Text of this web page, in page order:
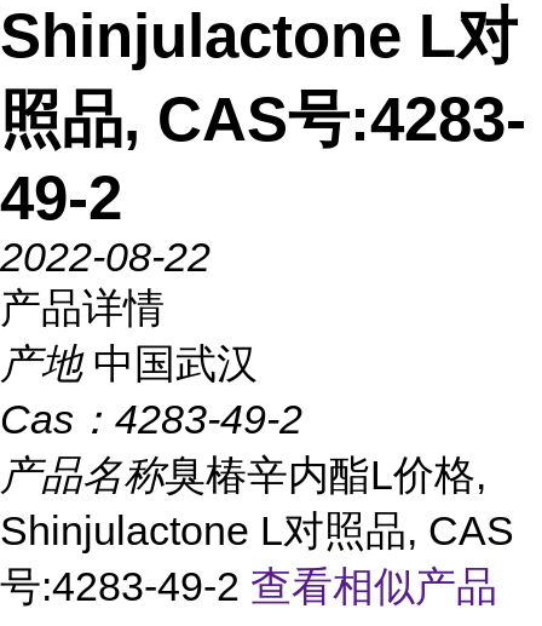
Shinjulactone L对
照品, CAS号:4283-
49-2
2022-08-22
产品详情
产地 中国武汉
Cas： 4283-49-2
产品名称臭椿辛内酯L价格,
Shinjulactone L对照品, CAS
号:4283-49-2 查看相似产品